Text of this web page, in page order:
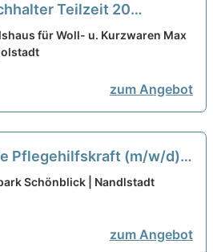
Teilzeit 20
(m/w/d) neu
für Woll- u. Kurzwaren Max
zum Angebot
Pflegehilfskraft (m/w/d)
- Hier bist Du
Schönblick | Nandlstadt
zum Angebot